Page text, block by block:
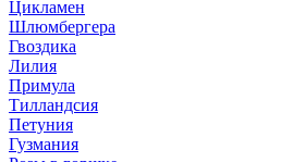
Цикламен
Шлюмбергера
Гвоздика
Лилия
Примула
Тилландсия
Петуния
Гузмания